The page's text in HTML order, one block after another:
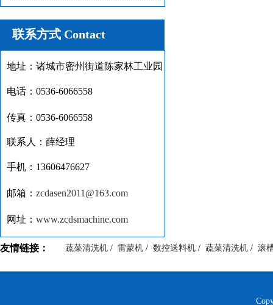
联系方式 Contact
地址：诸城市密州街道陈家林工业园
电话：0536-6066558
传真：0536-6066558
联系人：薛经理
手机：13606476627
邮箱： zcdasen2011@163.com
网址： www.zcdsmachine.com
友情链接： 蔬菜清洗机 / 雷蒙机 / 数控送料机 / 蔬菜清洗机 / 滚